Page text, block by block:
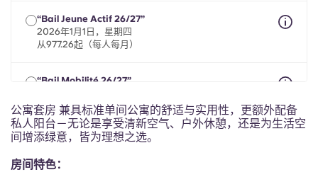
Italian
French
“Bail Jeune Actif 26/27”
2026年1月1日，星期四
从977.26起（每人每月）
“Bail Mobilité 26/27”
从977.26起（每人每月）
公寓套房 兼具标准单间公寓的舒适与实用性，更额外配备
私人阳台－无论是享受清新空气、户外休憩，还是为生活空
间增添绿意，皆为理想之选。
房间特色：